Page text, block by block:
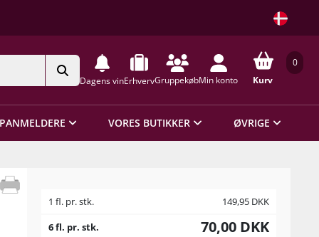
Dagens vinErhvervGruppekøbMin konto
0
Kurv
VORES BUTIKKER ØVRIGE
1 fl. pr. stk. 149,95 DKK
6 fl. pr. stk.
70,00 DKK